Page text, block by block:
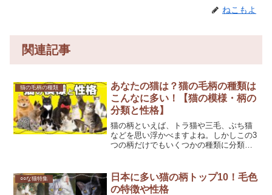
ねこもよ
関連記事
猫の毛柄の種類
あなたの猫は？猫の毛柄の種類は
こんなに多い！【猫の模様・柄の
分類と性格】
猫の柄といえば、トラ猫や三毛、ぶち猫
などを思い浮かべますよね。しかしこの3
つの柄だけでもいくつかの種類に分類さ
るのか、みていきましょう。それぞれの
性格の傾向についてもご...
○○な猫特集
日本に多い猫の柄トップ10！毛色
の特徴や性格